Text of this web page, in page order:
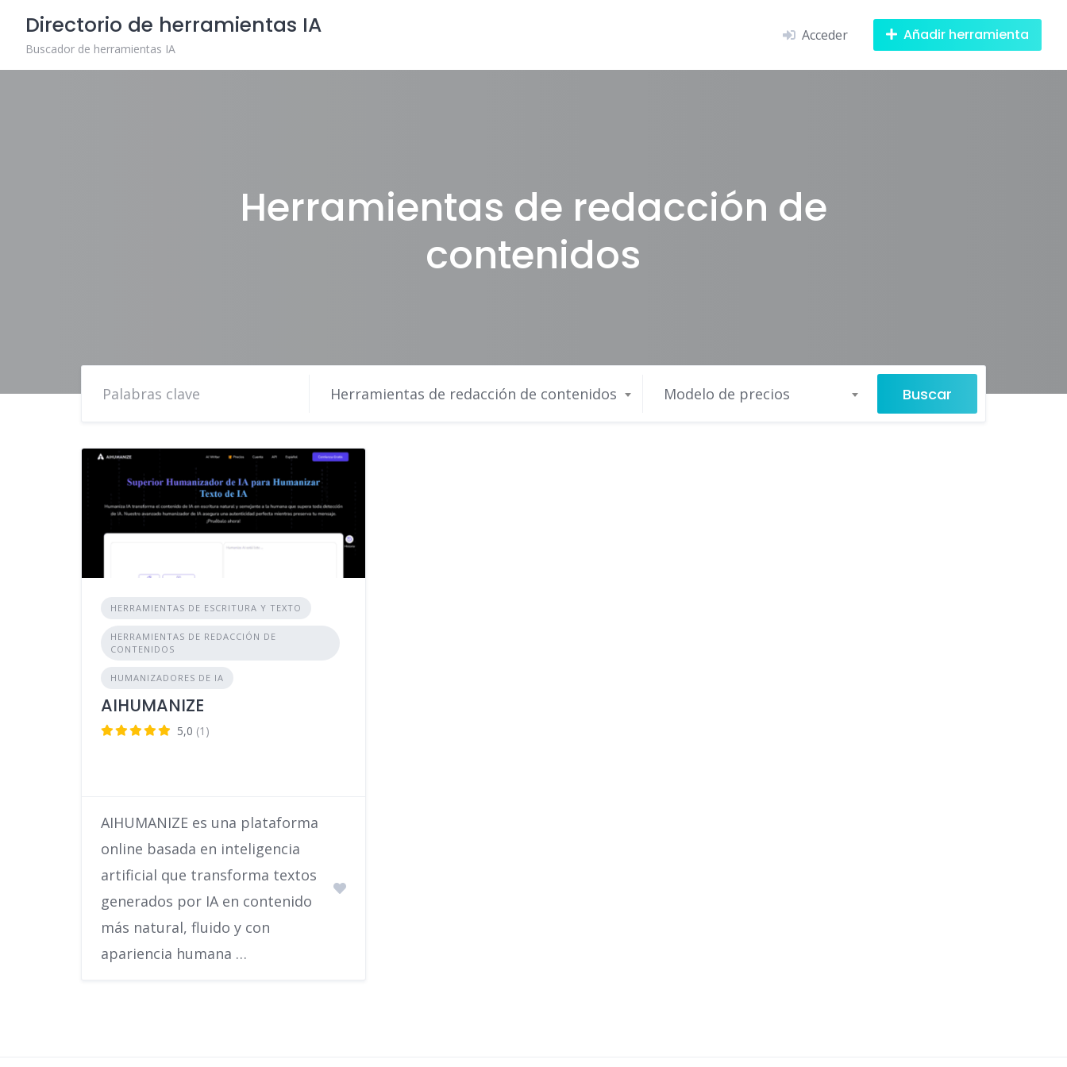
content
Directorio de herramientas IA
Buscador de herramientas IA
Acceder Añadir herramienta
Herramientas de redacción de
contenidos
Herramientas de redacción de contenidos Modelo de precios Buscar
HERRAMIENTAS DE ESCRITURA Y TEXTO
HERRAMIENTAS DE REDACCIÓN DE
CONTENIDOS
HUMANIZADORES DE IA
AIHUMANIZE
5,0 (1)
AIHUMANIZE es una plataforma
online basada en inteligencia
artificial que transforma textos
generados por IA en contenido
más natural, fluido y con
apariencia humana …